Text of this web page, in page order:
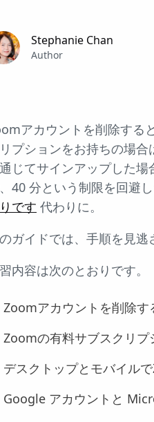
Stephanie Chan
Author
アカウントを削除する
プションをお持ちの場
じてサインアップした
40 分という制限を回避し
です 代わりに。
ガイドでは、手順を見逃
内容は次のとおりです。
Zoomアカウントを削除す
Zoomの有料サブスクリ
デスクトップとモバイル
Google アカウントと